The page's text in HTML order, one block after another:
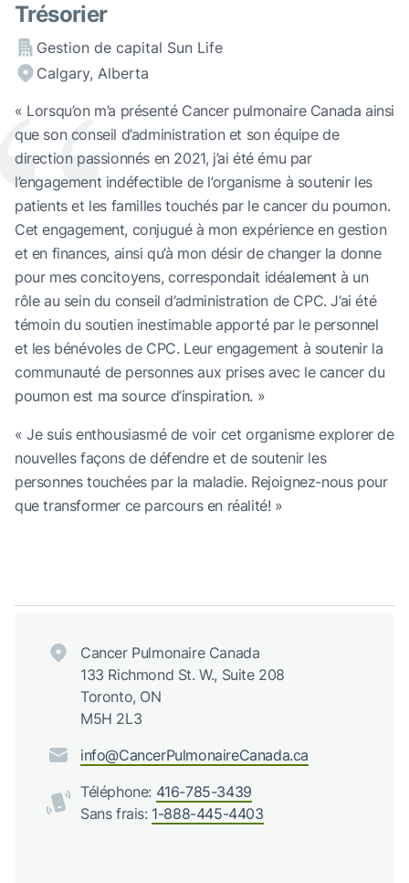
Trésorier
Gestion de capital Sun Life
Calgary, Alberta
« Lorsqu’on m’a présenté Cancer pulmonaire Canada ainsi
que son conseil d’administration et son équipe de
direction passionnés en 2021, j’ai été ému par
l’engagement indéfectible de l’organisme à soutenir les
patients et les familles touchés par le cancer du poumon.
Cet engagement, conjugué à mon expérience en gestion
et en finances, ainsi qu’à mon désir de changer la donne
pour mes concitoyens, correspondait idéalement à un
rôle au sein du conseil d’administration de CPC. J’ai été
témoin du soutien inestimable apporté par le personnel
et les bénévoles de CPC. Leur engagement à soutenir la
communauté de personnes aux prises avec le cancer du
poumon est ma source d’inspiration. »
« Je suis enthousiasmé de voir cet organisme explorer de
nouvelles façons de défendre et de soutenir les
personnes touchées par la maladie. Rejoignez-nous pour
que transformer ce parcours en réalité! »
Cancer Pulmonaire Canada
133 Richmond St. W., Suite 208
Toronto, ON
M5H 2L3
info@CancerPulmonaireCanada.ca
Téléphone: 416-785-3439
Sans frais: 1-888-445-4403